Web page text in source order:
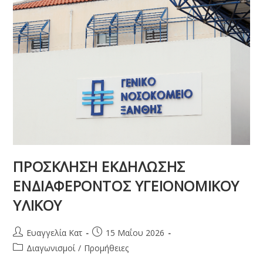
ΠΡΟΣΚΛΗΣΗ ΕΚΔΗΛΩΣΗΣ
ΕΝΔΙΑΦΕΡΟΝΤΟΣ ΥΓΕΙΟΝΟΜΙΚΟΥ
ΥΛΙΚΟΥ
Ευαγγελία Κατ
15 Μαΐου 2026
Διαγωνισμοί / Προμήθειες